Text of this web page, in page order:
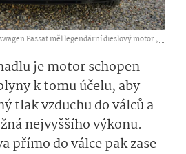
Passat měl legendární dieslový motor ,...
je motor schopen
k tomu účelu, aby
tlak vzduchu do válců a
nejvyššího výkonu.
přímo do válce pak zase